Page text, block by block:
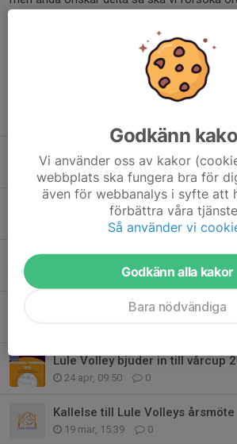
17 jun, 23:23
11 jun, 15:30 0
26 maj, 17:45 0
Lule Volley Beach Volley Camp!
Lule Volley bjuder in till vårcup
24 apr, 09:50 0
Kallelse till Lule Volleys årsmöte
19 mar, 15:39 0
Godkänn
Vi använder oss av kakor
webbplats ska fungera bra för
även för webbanalys i syfte att
förbättra våra
Så använder vi
Godkänn alla kakor
Bara nödvändiga